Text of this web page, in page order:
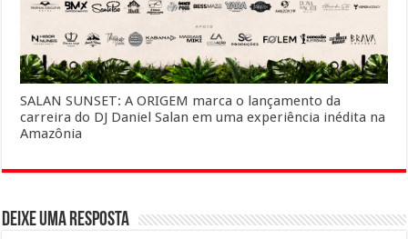
SALAN SUNSET: A ORIGEM marca o lançamento da
carreira do DJ Daniel Salan em uma experiência inédita na
Amazônia
Deixe uma resposta